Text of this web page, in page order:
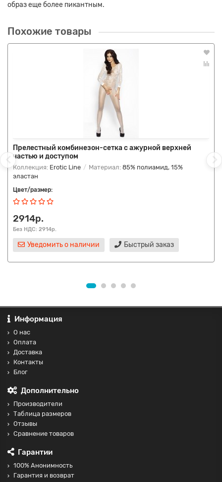
образ еще более пикантным.
Похожие товары
Прелестный комбинезон-сетка с ажурной верхней
частью и доступом
Коллекция: Erotic Line Материал: 85% полиамид, 15%
эластан
Цвет/размер:
2914р.
Без НДС: 2914р.
Уведомить о наличии Быстрый заказ
Информация
О нас
Оплата
Доставка
Контакты
Блог
Дополнительно
Производители
Таблица размеров
Отзывы
Сравнение товаров
Гарантии
100% Анонимность
Гарантия и возврат